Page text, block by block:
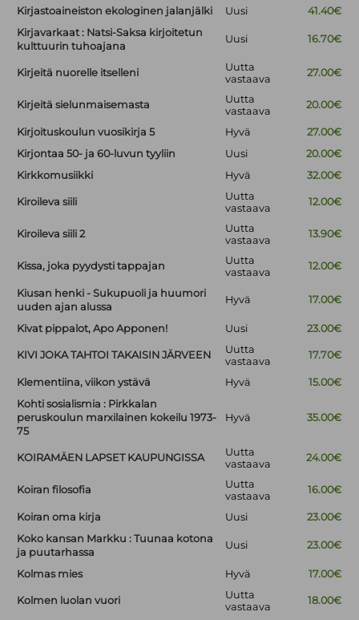
Kirjastoaineiston ekologinen jalanjälki
Uusi
41.40€
Kirjavarkaat : Natsi-Saksa kirjoitetun
kulttuurin tuhoajana
Uusi 16.70€
Kirjeitä nuorelle itselleni
Uutta
vastaava
27.00€
Kirjeitä sielunmaisemasta
Uutta
vastaava
20.00€
Kirjoituskoulun vuosikirja 5 Hyvä
27.00€
Kirjontaa 50- ja 60-luvun tyyliin
Uusi
20.00€
Kirkkomusiikki
Hyvä 32.00€
Kiroileva siili
Uutta
vastaava
12.00€
Kiroileva siili 2
Uutta
vastaava
13.90€
Kissa, joka pyydysti tappajan
Uutta
vastaava
12.00€
Kiusan henki - Sukupuoli ja huumori
uuden ajan alussa
Hyvä 17.00€
Kivat pippalot, Apo Apponen! Uusi 23.00€
KIVI JOKA TAHTOI TAKAISIN JÄRVEEN
Uutta
vastaava
17.70€
Klementiina, viikon ystävä Hyvä
15.00€
Kohti sosialismia : Pirkkalan
peruskoulun marxilainen kokeilu 1973-
75
Hyvä 35.00€
KOIRAMÄEN LAPSET KAUPUNGISSA
Uutta
vastaava
24.00€
Koiran filosofia
Uutta
vastaava
16.00€
Koiran oma kirja Uusi
23.00€
Koko kansan Markku : Tuunaa kotona
ja puutarhassa
Uusi 23.00€
Kolmas mies Hyvä 17.00€
Kolmen luolan vuori
Uutta
vastaava
18.00€